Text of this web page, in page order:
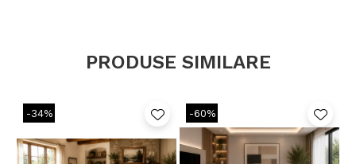
PRODUSE SIMILARE
-34% -60%